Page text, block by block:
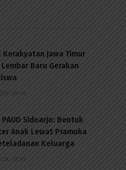
Kerakyatan Jawa Timur
Baru Gerakan
- 18:48
PAUD Sidoarjo: Bentuk
Anak Lewat Pramuka
Keluarga
- 18:39